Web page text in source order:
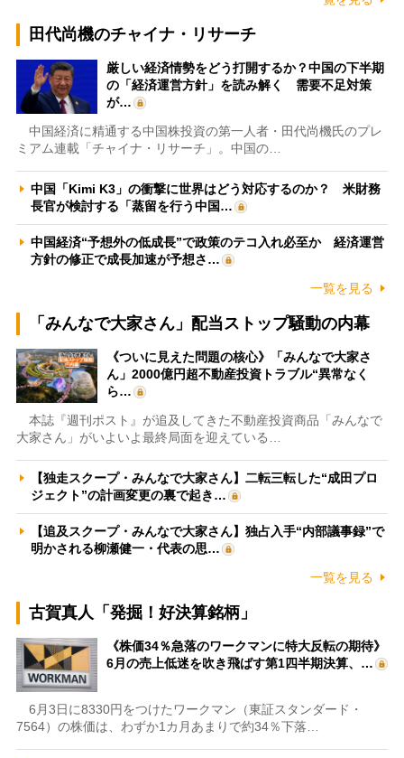
田代尚機のチャイナ・リサーチ
厳しい経済情勢をどう打開するか？中国の下半期
の「経済運営方針」を読み解く 需要不足対策
が…
中国経済に精通する中国株投資の第一人者・田代尚機氏のプレ
ミアム連載「チャイナ・リサーチ」。中国の…
中国「Kimi K3」の衝撃に世界はどう対応するのか？ 米財務
長官が検討する「蒸留を行う中国…
中国経済“予想外の低成長”で政策のテコ入れ必至か 経済運営
方針の修正で成長加速が予想さ…
一覧を見る
「みんなで大家さん」配当ストップ騒動の内幕
《ついに見えた問題の核心》「みんなで大家さ
ん」2000億円超不動産投資トラブル“異常なく
ら…
本誌『週刊ポスト』が追及してきた不動産投資商品「みんなで
大家さん」がいよいよ最終局面を迎えている…
【独走スクープ・みんなで大家さん】二転三転した“成田プロ
ジェクト”の計画変更の裏で起き…
【追及スクープ・みんなで大家さん】独占入手“内部議事録”で
明かされる柳瀬健一・代表の思…
一覧を見る
古賀真人「発掘！好決算銘柄」
《株価34％急落のワークマンに特大反転の期待》
6月の売上低迷を吹き飛ばす第1四半期決算、…
6月3日に8330円をつけたワークマン（東証スタンダード・
7564）の株価は、わずか1カ月あまりで約34％下落…